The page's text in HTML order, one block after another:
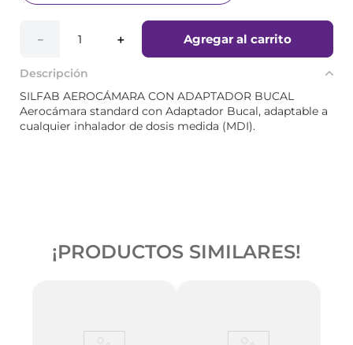
＋
－ Agregar al carrito
Descripción
SILFAB AEROCÁMARA CON ADAPTADOR BUCAL
Aerocámara standard con Adaptador Bucal, adaptable a
cualquier inhalador de dosis medida (MDI).
¡PRODUCTOS SIMILARES!